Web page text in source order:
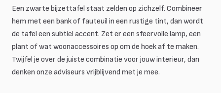
Een zwarte bijzettafel staat zelden op zichzelf. Combineer
hem met een bank of fauteuil in een rustige tint, dan wordt
de tafel een subtiel accent. Zet er een sfeervolle lamp, een
plant of wat woonaccessoires op om de hoek af te maken.
Twijfel je over de juiste combinatie voor jouw interieur, dan
denken onze adviseurs vrijblijvend met je mee.